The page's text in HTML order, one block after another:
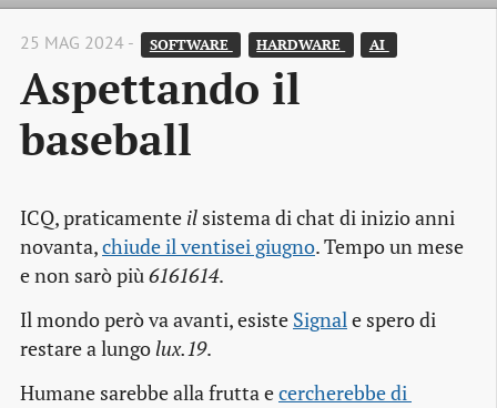
25 MAG 2024 - SOFTWARE HARDWARE AI
Aspettando il
baseball
ICQ, praticamente il sistema di chat di inizio anni
novanta,chiude il ventisei giugno. Tempo un mese
e non sarò più6161614.
Il mondo però va avanti, esiste Signale spero di
restare a lungolux.19.
Humane sarebbe alla frutta ecercherebbe di